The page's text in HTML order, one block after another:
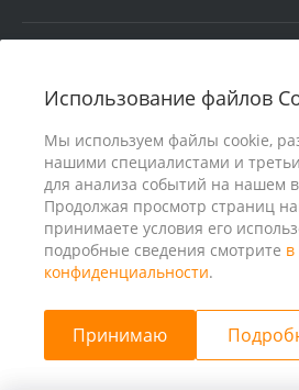
Использование файлов
Мы используем файлы cookie,
нашими специалистами и
для анализа событий на нашем
Продолжая просмотр страниц
принимаете условия его
подробные сведения смотрите
конфиденциальности.
Принимаю